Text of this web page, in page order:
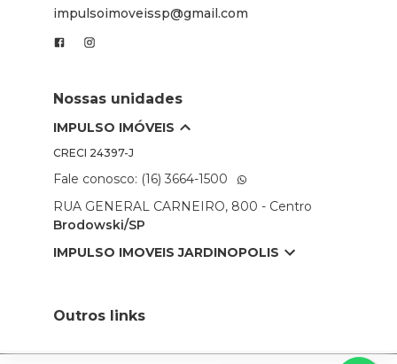
impulsoimoveissp@gmail.com
Nossas unidades
IMPULSO IMÓVEIS
CRECI 24397-J
Fale conosco: (16) 3664-1500
RUA GENERAL CARNEIRO, 800 - Centro
Brodowski/SP
IMPULSO IMOVEIS JARDINOPOLIS
Outros links